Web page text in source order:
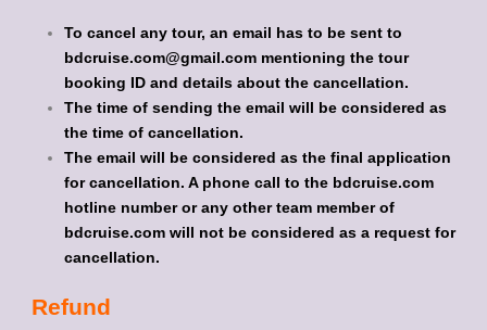
To cancel any tour, an email has to be sent to
bdcruise.com@gmail.com mentioning the tour
booking ID and details about the cancellation.
The time of sending the email will be considered as
the time of cancellation.
The email will be considered as the final application
for cancellation. A phone call to the bdcruise.com
hotline number or any other team member of
bdcruise.com will not be considered as a request for
cancellation.
Refund